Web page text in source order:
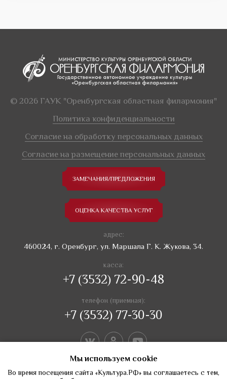
Мы используем сookie
Во время посещения сайта «Культура.РФ» вы соглашаетесь с тем,
© 2026 ГАУК "Оренбургская областная филармония"
Политика конфиденциальности
Согласие на обработку персональных данных
Согласие на размещение персональных данных
ЗАМЕЧАНИЯ/ПРЕДЛОЖЕНИЯ
ОЦЕНКА КАЧЕСТВА УСЛУГ
адрес:
460024, г. Оренбург, ул. Маршала Г. К. Жукова, 34.
касса:
+7 (3532) 72-90-48
телефон (приемная):
+7 (3532) 77-30-30